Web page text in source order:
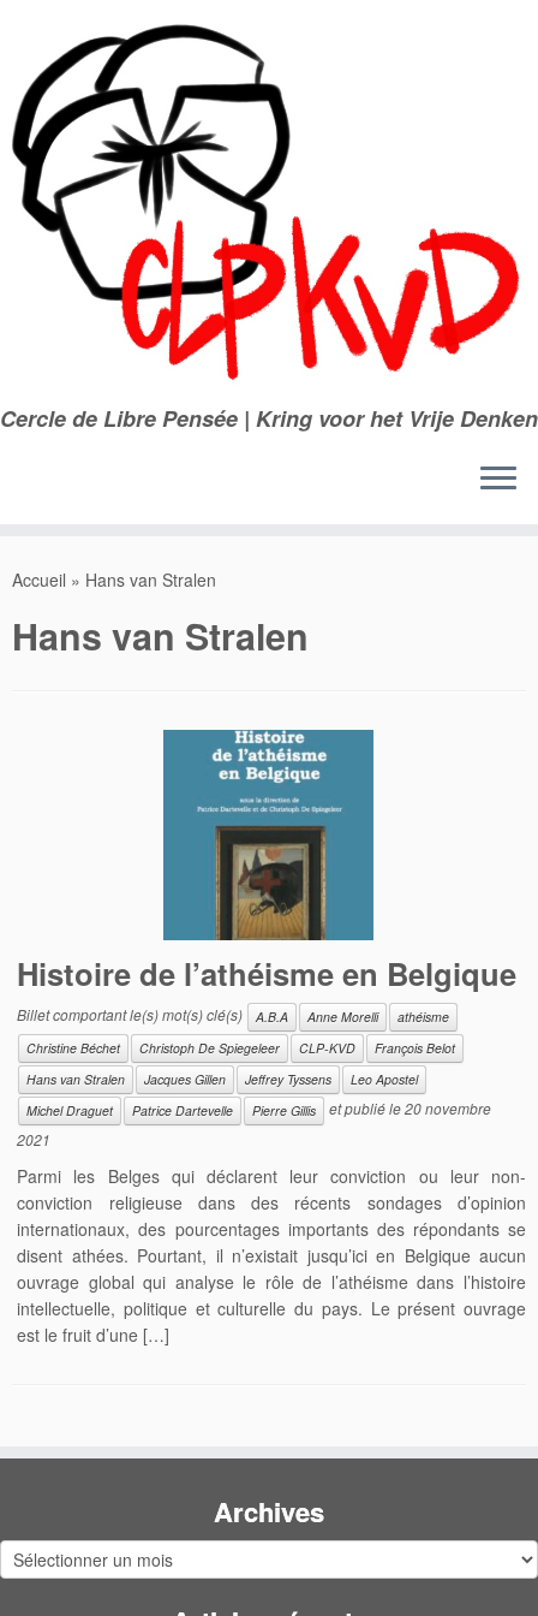
contenu
Cercle de Libre Pensée | Kring voor het Vrije Denken
Accueil » Hans van Stralen
Hans van Stralen
Histoire de l’athéisme en Belgique
Billet comportant le(s) mot(s) clé(s) A.B.A Anne Morelli
athéisme
Christine Béchet
Christoph De Spiegeleer CLP-KVD
François Belot
Hans van Stralen
Jacques Gillen Jeffrey Tyssens
Leo Apostel
Michel Draguet
Patrice Dartevelle Pierre Gillis et publié le20 novembre
2021
Parmi les Belges qui déclarent leur conviction ou leur non-
conviction religieuse dans des récents sondages d’opinion
internationaux, des pourcentages importants des répondants se
disent athées. Pourtant, il n’existait jusqu’ici en Belgique aucun
ouvrage global qui analyse le rôle de l’athéisme dans l’histoire
intellectuelle, politique et culturelle du pays. Le présent ouvrage
est le fruit d’une […]
Archives
Archives